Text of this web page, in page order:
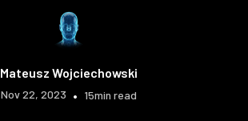
Mateusz Wojciechowski
Nov 22, 2023 • 15min read